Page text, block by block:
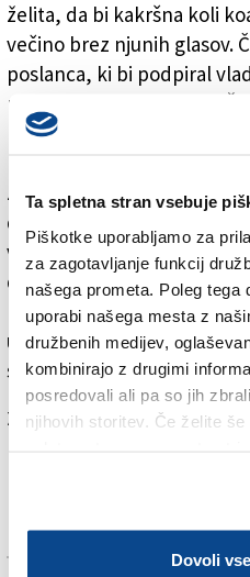
Ta spletna stran vsebuje
Piškotke uporabljamo za
za zagotavljanje funkcij
našega prometa. Poleg tega
uporabi našega mesta z
družbenih medijev,
kombinirajo z drugimi
posredovali ali pa so jih
njihovih storitev. Če želite
Dovoli
želita, da bi kakršna koli
večino brez njunih glasov.
poslanca, ki bi podpiral
ne bi želela, je dejal tudi
primeru takšne situacije
Žiža je pojasnil, da se ne
da bosta sodelovala s
vodenje naše države za
državljanov. Pričakujeta
bodoče vlade in koalicija
ustavi in zakonih
skupnosti.
Za branje in pisanje